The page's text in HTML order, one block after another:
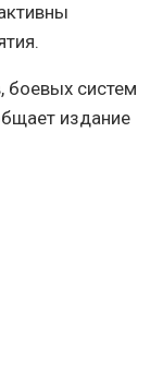
боевых систем
издание